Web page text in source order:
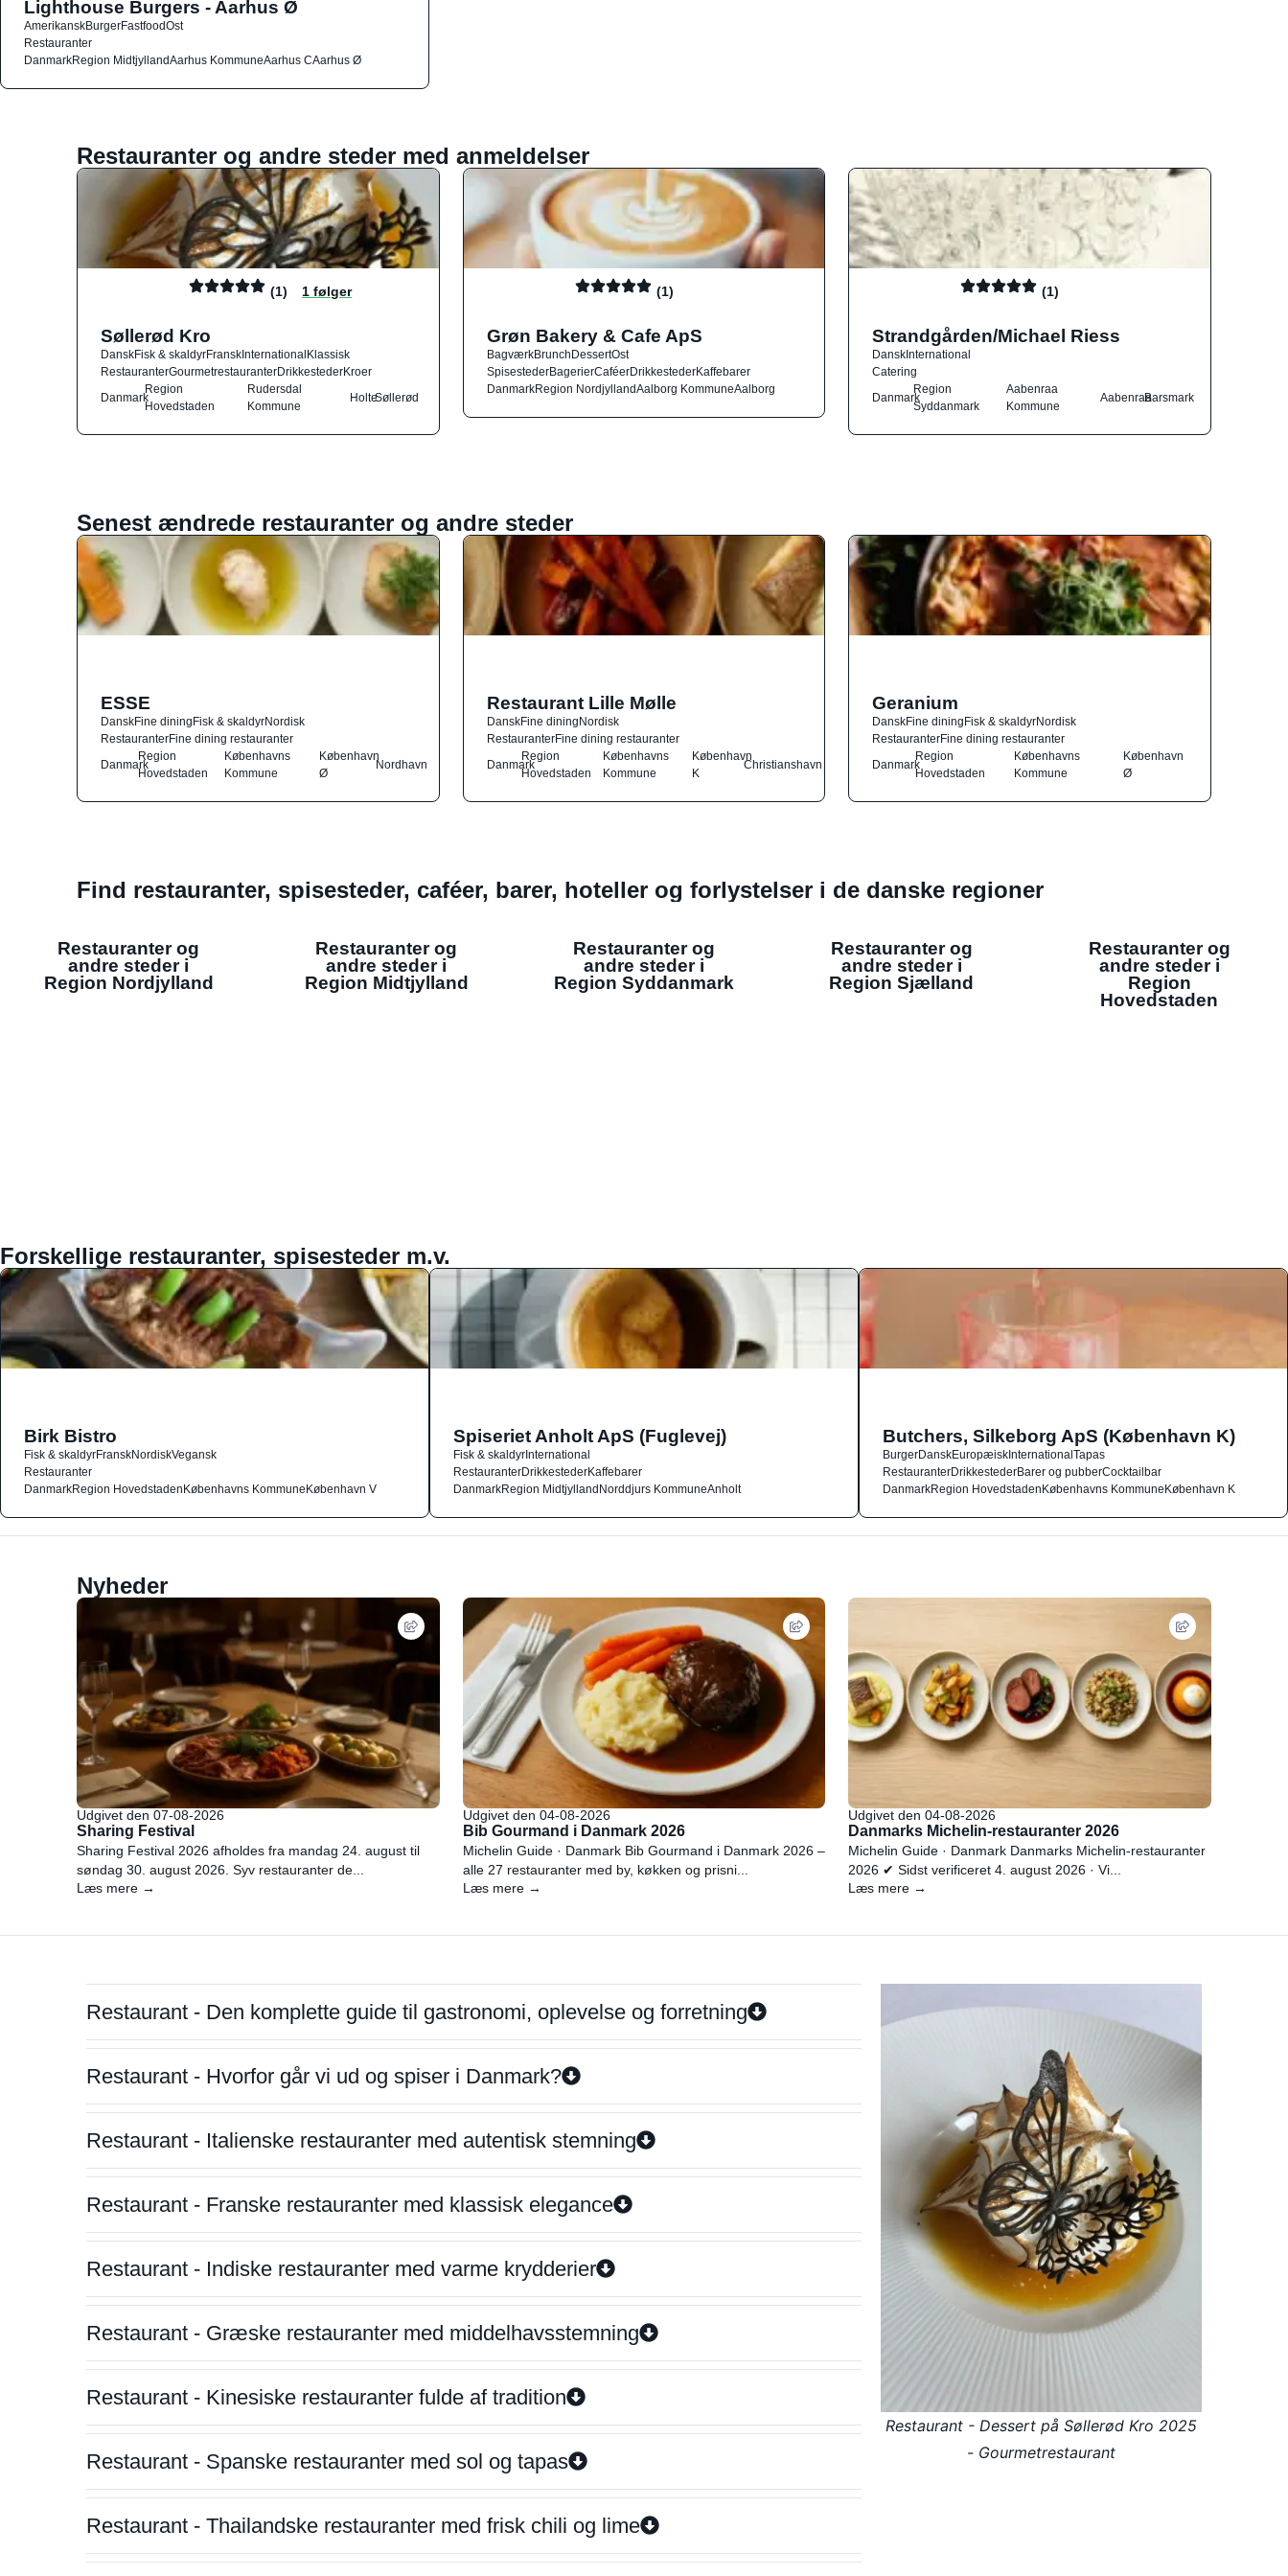
Lighthouse Burgers - Aarhus Ø
AmerikanskBurgerFastfoodOst
Restauranter
DanmarkRegion MidtjyllandAarhus KommuneAarhus CAarhus Ø
Restauranter og andre steder med anmeldelser
(1) 1 følger
Søllerød Kro
DanskFisk & skaldyrFranskInternationalKlassisk
RestauranterGourmetrestauranterDrikkestederKroer
Danmark
Region
Hovedstaden
Rudersdal
Kommune
HolteSøllerød
(1)
Grøn Bakery & Cafe ApS
BagværkBrunchDessertOst
SpisestederBagerierCaféerDrikkestederKaffebarer
DanmarkRegion NordjyllandAalborg KommuneAalborg
(1)
Strandgården/Michael Riess
DanskInternational
Catering
Danmark
Region
Syddanmark
Aabenraa
Kommune
AabenraaBarsmark
Senest ændrede restauranter og andre steder
ESSE
DanskFine diningFisk & skaldyrNordisk
RestauranterFine dining restauranter
Danmark
Region
Hovedstaden
Københavns
Kommune
København
Ø
Nordhavn
Restaurant Lille Mølle
DanskFine diningNordisk
RestauranterFine dining restauranter
Danmark
Region
Hovedstaden
Københavns
Kommune
København
K
Christianshavn
Geranium
DanskFine diningFisk & skaldyrNordisk
RestauranterFine dining restauranter
Danmark
Region
Hovedstaden
Københavns
Kommune
København
Ø
Find restauranter, spisesteder, caféer, barer, hoteller og forlystelser i de danske regioner
Restauranter og
andre steder i
Region Nordjylland
Restauranter og
andre steder i
Region Midtjylland
Restauranter og
andre steder i
Region Syddanmark
Restauranter og
andre steder i
Region Sjælland
Restauranter og
andre steder i
Region
Hovedstaden
Forskellige restauranter, spisesteder m.v.
Birk Bistro
Fisk & skaldyrFranskNordiskVegansk
Restauranter
DanmarkRegion HovedstadenKøbenhavns KommuneKøbenhavn V
Spiseriet Anholt ApS (Fuglevej)
Fisk & skaldyrInternational
RestauranterDrikkestederKaffebarer
DanmarkRegion MidtjyllandNorddjurs KommuneAnholt
Butchers, Silkeborg ApS (København K)
BurgerDanskEuropæiskInternationalTapas
RestauranterDrikkestederBarer og pubberCocktailbar
DanmarkRegion HovedstadenKøbenhavns KommuneKøbenhavn K
Nyheder
Udgivet den 07-08-2026
Sharing Festival
Sharing Festival 2026 afholdes fra mandag 24. august til
søndag 30. august 2026. Syv restauranter de...
Læs mere →
Udgivet den 04-08-2026
Bib Gourmand i Danmark 2026
Michelin Guide · Danmark Bib Gourmand i Danmark 2026 –
alle 27 restauranter med by, køkken og prisni...
Læs mere →
Udgivet den 04-08-2026
Danmarks Michelin-restauranter 2026
Michelin Guide · Danmark Danmarks Michelin-restauranter
2026 ✔ Sidst verificeret 4. august 2026 · Vi...
Læs mere →
Restaurant - Den komplette guide til gastronomi, oplevelse og forretning
Restaurant - Hvorfor går vi ud og spiser i Danmark?
Restaurant - Italienske restauranter med autentisk stemning
Restaurant - Franske restauranter med klassisk elegance
Restaurant - Indiske restauranter med varme krydderier
Restaurant - Græske restauranter med middelhavsstemning
Restaurant - Kinesiske restauranter fulde af tradition
Restaurant - Spanske restauranter med sol og tapas
Restaurant - Thailandske restauranter med frisk chili og lime
Restaurant - Dessert på Søllerød Kro 2025
- Gourmetrestaurant